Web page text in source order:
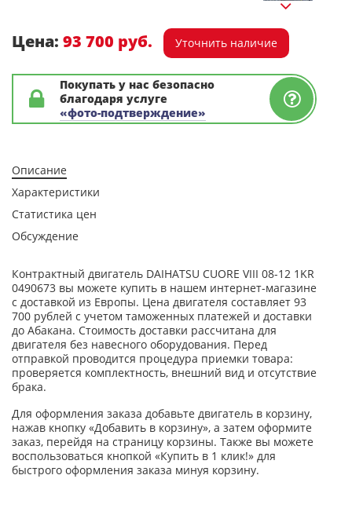
Цена: 93 700 руб. Уточнить наличие
Покупать у нас безопасно
благодаря услуге
«фото-подтверждение»
Описание
Характеристики
Статистика цен
Обсуждение
Контрактный двигатель DAIHATSU CUORE VIII 08-12 1KR
0490673 вы можете купить в нашем интернет-магазине
с доставкой из Европы. Цена двигателя составляет 93
700 рублей с учетом таможенных платежей и доставки
до Абакана. Стоимость доставки рассчитана для
двигателя без навесного оборудования. Перед
отправкой проводится процедура приемки товара:
проверяется комплектность, внешний вид и отсутствие
брака.
Для оформления заказа добавьте двигатель в корзину,
нажав кнопку «Добавить в корзину», а затем оформите
заказ, перейдя на страницу корзины. Также вы можете
воспользоваться кнопкой «Купить в 1 клик!» для
быстрого оформления заказа минуя корзину.